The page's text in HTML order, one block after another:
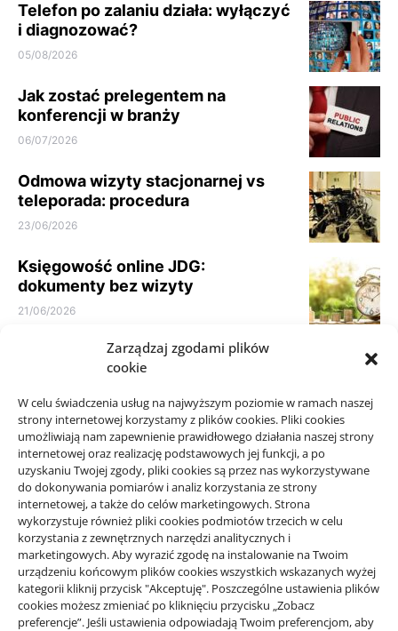
Zarządzaj zgodami plików
cookie
W celu świadczenia usług na najwyższym poziomie w ramach naszej
strony internetowej korzystamy z plików cookies. Pliki cookies
umożliwiają nam zapewnienie prawidłowego działania naszej strony
internetowej oraz realizację podstawowych jej funkcji, a po
uzyskaniu Twojej zgody, pliki cookies są przez nas wykorzystywane
do dokonywania pomiarów i analiz korzystania ze strony
internetowej, a także do celów marketingowych. Strona
wykorzystuje również pliki cookies podmiotów trzecich w celu
korzystania z zewnętrznych narzędzi analitycznych i
marketingowych. Aby wyrazić zgodę na instalowanie na Twoim
urządzeniu końcowym plików cookies wszystkich wskazanych wyżej
kategorii kliknij przycisk "Akceptuję". Poszczególne ustawienia plików
cookies możesz zmieniać po kliknięciu przycisku „Zobacz
preferencje”. Jeśli ustawienia odpowiadają Twoim preferencjom, aby
Telefon po zalaniu działa: wyłączyć
i diagnozować?
05/08/2026
Jak zostać prelegentem na
konferencji w branży
06/07/2026
Odmowa wizyty stacjonarnej vs
teleporada: procedura
23/06/2026
Księgowość online JDG:
dokumenty bez wizyty
21/06/2026
Parkiet do domu do spokojnego
wnętrza: jak nie kierować się
10/06/2026
Projekty domów Rzeszów
wizytówki nap